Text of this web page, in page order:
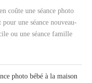
coûte une séance photo
pour une séance nouveau-
ou une séance famille
photo bébé à la maison